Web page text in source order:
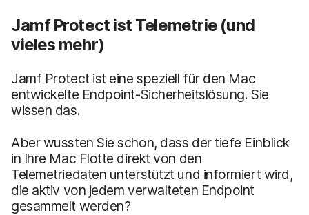
Jamf Protect ist Telemetrie (und
vieles mehr)
Jamf Protect ist eine speziell für den Mac
entwickelte Endpoint-Sicherheitslösung. Sie
wissen das.
Aber wussten Sie schon, dass der tiefe Einblick
in Ihre Mac Flotte direkt von den
Telemetriedaten unterstützt und informiert wird,
die aktiv von jedem verwalteten Endpoint
gesammelt werden?